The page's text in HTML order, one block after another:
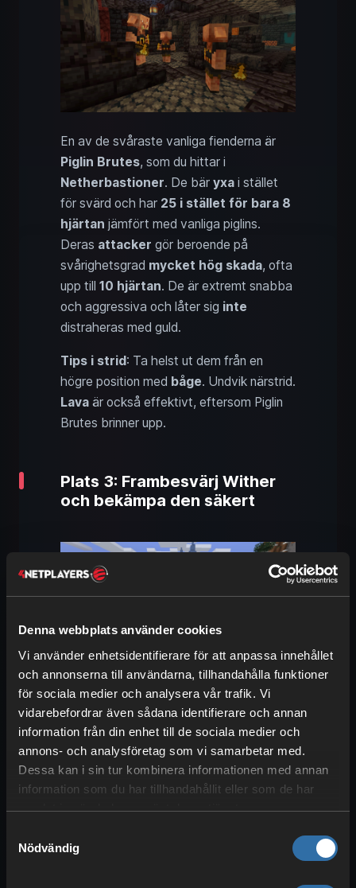
Denna webbplats använder cookies
Vi använder enhetsidentifierare för att anpassa innehållet
och annonserna till användarna, tillhandahålla funktioner
för sociala medier och analysera vår trafik. Vi
vidarebefordrar även sådana identifierare och annan
information från din enhet till de sociala medier och
annons- och analysföretag som vi samarbetar med.
Dessa kan i sin tur kombinera informationen med annan
information som du har tillhandahållit eller som de har
samlat in när du har använt deras tjänster.
Nödvändig
En av de svåraste vanliga fienderna är
Piglin Brutes, som du hittar i
Netherbastioner. De bär yxa i stället
för svärd och har 25 i stället för bara 8
hjärtan jämfört med vanliga piglins.
Deras attacker gör beroende på
svårighetsgrad mycket hög skada, ofta
upp till 10 hjärtan. De är extremt snabba
och aggressiva och låter sig inte
distraheras med guld.
Tips i strid : Ta helst ut dem från en
högre position med båge. Undvik närstrid.
Lava är också effektivt, eftersom Piglin
Brutes brinner upp.
Plats 3: Frambesvärj Wither
och bekämpa den säkert
Wither är den andra av Minecrafts bossar
och betydligt svårare än Enderdraken.
Som tur är kan dubara frambesvärja
den självoch därmed ocksåbestämma
när och vardu slåss mot den. Wither har
flera faseroch kan försvaga dig med
projektiler ska inte underskattas och kan